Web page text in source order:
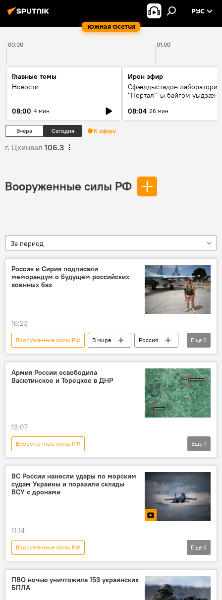
Южная Осетия
РУС
00:00 01:00
Главные темы
Новости
08:00 4 мин
Ирон эфир
Сфæлдыстадон лаборатори
"Портал"-ы байгом уыдзæн
Æхсары куыстыты равдыст
08:04 26 мин
Вчера Сегодня К эфиру
г. Цхинвал 106.3
Вооруженные силы РФ
За период
Россия и Сирия подписали
меморандум о будущем российских
военных баз
16:23
Вооруженные силы РФ В мире
Россия
Сирия
Новости
Еще 2
Армия России освободила
Васютинское и Торецкое в ДНР
13:07
Вооруженные силы РФ
Спецоперация России по защите Донбасса
СВО
Новости
Минобороны России
Россия
Еще 7
ВС России нанесли удары по морским
судам Украины и поразили склады
ВСУ с дронами
11:14
Вооруженные силы РФ
Спецоперация России по защите Донбасса
СВО
Минобороны России
Россия
Украина
Еще 6
ПВО ночью уничтожила 153 украинских
БПЛА